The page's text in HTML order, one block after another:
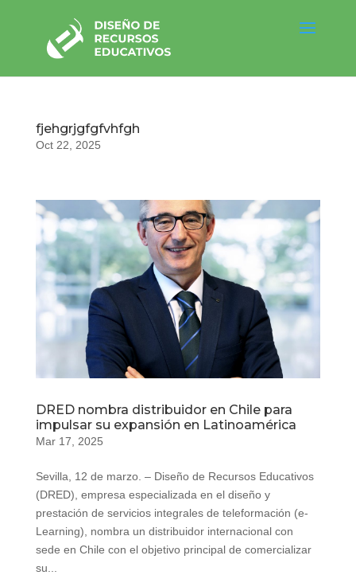
fjehgrjgfgfvhfgh
Oct 22, 2025
DRED nombra distribuidor en Chile para
impulsar su expansión en Latinoamérica
Mar 17, 2025
Sevilla, 12 de marzo. – Diseño de Recursos Educativos
(DRED), empresa especializada en el diseño y
prestación de servicios integrales de teleformación (e-
Learning), nombra un distribuidor internacional con
sede en Chile con el objetivo principal de comercializar
su...